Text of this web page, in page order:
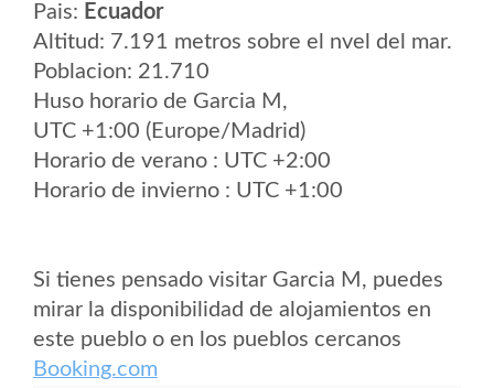
Pais: Ecuador
Altitud: 7.191 metros sobre el nvel del mar.
Poblacion: 21.710
Huso horario de Garcia M,
UTC +1:00 (Europe/Madrid)
Horario de verano : UTC +2:00
Horario de invierno : UTC +1:00
Si tienes pensado visitar Garcia M, puedes
mirar la disponibilidad de alojamientos en
este pueblo o en los pueblos cercanos
Booking.com